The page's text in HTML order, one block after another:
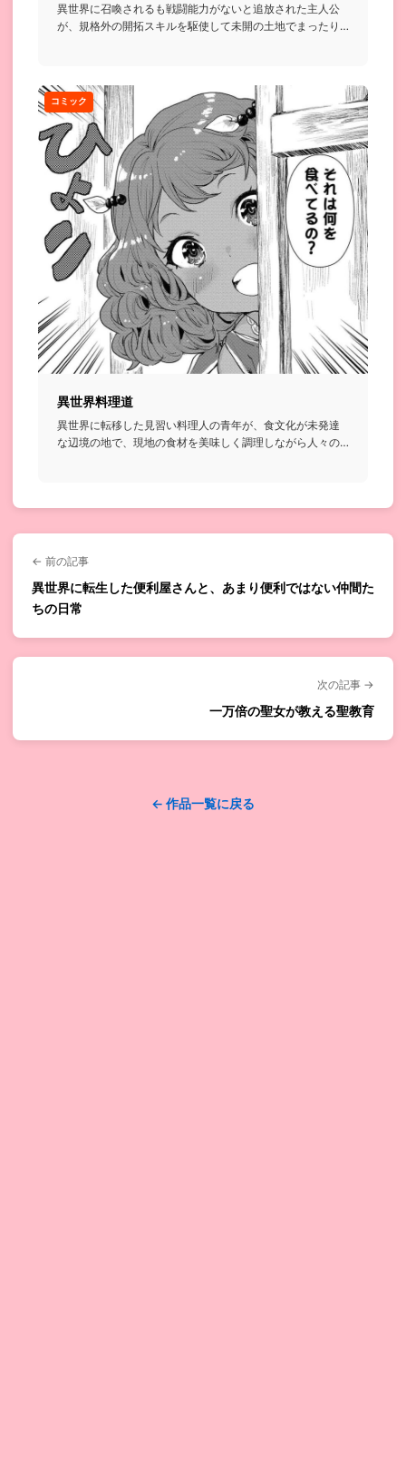
異世界に召喚されるも戦闘能力がないと追放された主人公
が、規格外の開拓スキルを駆使して未開の土地でまったり
コミック
異世界料理道
異世界に転移した見習い料理人の青年が、食文化が未発達
な辺境の地で、現地の食材を美味しく調理しながら人々の
← 前の記事
異世界に転生した便利屋さんと、あまり便利ではない仲間た
ちの日常
次の記事 →
一万倍の聖女が教える聖教育
← 作品一覧に戻る